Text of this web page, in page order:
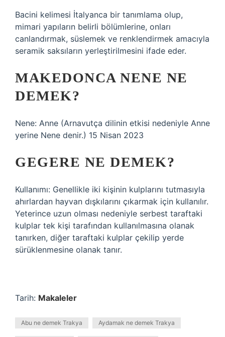
Bacini kelimesi İtalyanca bir tanımlama olup,
mimari yapıların belirli bölümlerine, onları
canlandırmak, süslemek ve renklendirmek amacıyla
seramik saksıların yerleştirilmesini ifade eder.
MAKEDONCA NENE NE
DEMEK?
Nene: Anne (Arnavutça dilinin etkisi nedeniyle Anne
yerine Nene denir.) 15 Nisan 2023
GEGERE NE DEMEK?
Kullanımı: Genellikle iki kişinin kulplarını tutmasıyla
ahırlardan hayvan dışkılarını çıkarmak için kullanılır.
Yeterince uzun olması nedeniyle serbest taraftaki
kulplar tek kişi tarafından kullanılmasına olanak
tanırken, diğer taraftaki kulplar çekilip yerde
sürüklenmesine olanak tanır.
Tarih: Makaleler
Abu ne demek Trakya Aydamak ne demek Trakya